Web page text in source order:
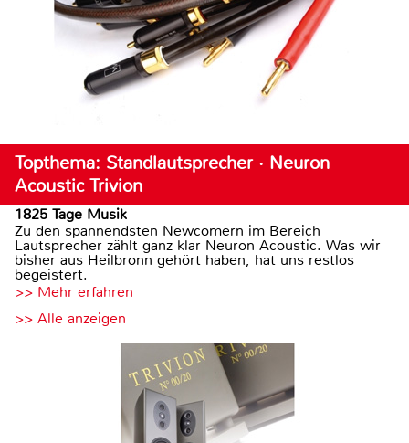
Topthema: Standlautsprecher · Neuron
Acoustic Trivion
1825 Tage Musik
Zu den spannendsten Newcomern im Bereich
Lautsprecher zählt ganz klar Neuron Acoustic. Was wir
bisher aus Heilbronn gehört haben, hat uns restlos
begeistert.
>> Mehr erfahren
>> Alle anzeigen